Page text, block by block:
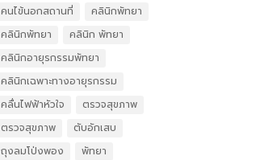
คนไข้นอกสถานที่
คลินิกพัทยา
คลินิกพัทยา
คลินิก พัทยา
คลินิกอายุรกรรมพัทยา
คลินิกเฉพาะทางอายุรกรรม
คลื่นไฟฟ้าหัวใจ
ตรวจสุขภาพ
ตรวจสุขภาพ
ตับอักเสบ
ถุงลมโป่งพอง
พัทยา